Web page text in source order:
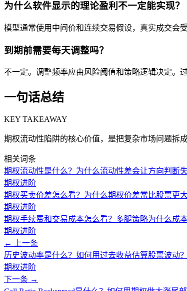
为什么软件显示的理论盈利不一定能实现？
模型通常使用中间价和连续交易假设，真实成交会
到期前需要每天调整吗？
不一定。调整频率应由风险阈值和策略逻辑决定。
一句话总结
KEY TAKEAWAY
期权流动性陷阱的核心价值，是把复杂市场问题拆
相关词条
期权流动性是什么？为什么流动性差会让方向判断失
期权进阶
期权买卖价差怎么看？为什么期权价差常比股票更大
期权进阶
期权手续费和交易成本怎么看？多腿策略为什么成本
期权进阶
← 上一条
历史波动率是什么？如何用过去收益估算股票波动？
期权进阶
下一条 →